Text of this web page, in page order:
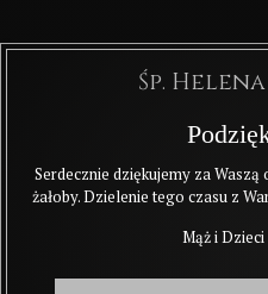
Śp.
Serdecznie dziękujemy za
żałoby. Dzielenie tego czasu z
Mąż i